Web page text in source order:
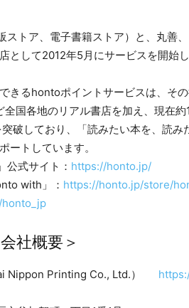
ストア、電子書籍ストア）と、丸善
として2012年5月にサービスを開始
きるhontoポイントサービスは、そ
国各地のリアル書店を加え、現在約
破しており、「読みたい本を、読み
ートしています。
公式サイト： https://honto.jp/
with」： https://honto.jp/store/
社概要＞
Nippon Printing Co., Ltd.）